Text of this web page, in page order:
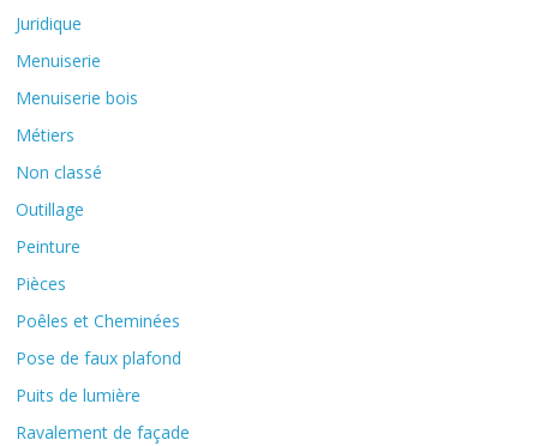
Juridique
Menuiserie
Menuiserie bois
Métiers
Non classé
Outillage
Peinture
Pièces
Poêles et Cheminées
Pose de faux plafond
Puits de lumière
Ravalement de façade